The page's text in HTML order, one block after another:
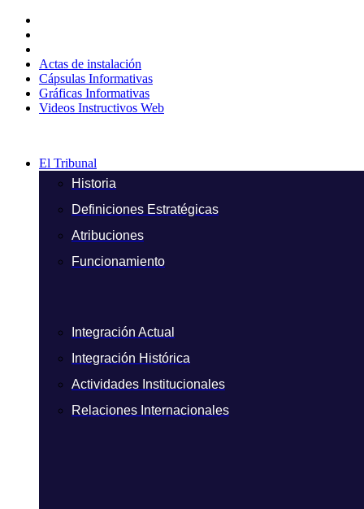
contenido
Actas de instalación
Cápsulas Informativas
Gráficas Informativas
Videos Instructivos Web
El Tribunal
Historia
Definiciones Estratégicas
Atribuciones
Funcionamiento
Integración Actual
Integración Histórica
Actividades Institucionales
Relaciones Internacionales